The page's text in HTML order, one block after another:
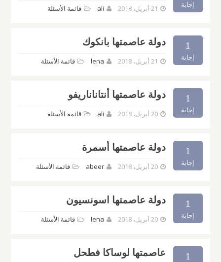
إجابة 21 أبريل، 2018 ali قائمة الأسئلة
1
إجابة
دولة عاصمتها بانكوك
21 أبريل، 2018 lena قائمة الأسئلة
1
إجابة
دولة عاصمتها أنتاناناريفو
20 أبريل، 2018 ali قائمة الأسئلة
1
إجابة
دولة عاصمتها أسمرة
20 أبريل، 2018 abeer قائمة الأسئلة
1
إجابة
دولة عاصمتها اسونسيون
20 أبريل، 2018 lena قائمة الأسئلة
1 عاصمتها لوساكا فطحل